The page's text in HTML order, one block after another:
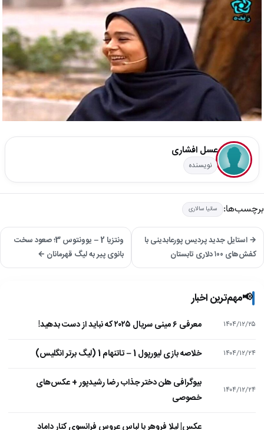
عسل افشاری
نویسنده
برچسب‌ها: سانیا سالاری
→ استایل جدید پردیس پورعابدینی با
کفش‌های ۱۰۰ دلاری تابستان
ونتزیا 2 – یوونتوس 3؛ صعود سخت
بانوی پیر به لیگ قهرمانان ←
📢مهم‌ترین اخبار
۱۴۰۴/۱۲/۲۵ معرفی ۶ مینی سریال ۲۰۲۵ که نباید از دست بدهید!
۱۴۰۴/۱۲/۲۴ خلاصه بازی لیورپول 1 – تاتنهام 1 (لیگ برتر انگلیس)
۱۴۰۴/۱۲/۲۴
بیوگرافی هلن دختر جذاب رضا رشیدپور + عکس‌های
خصوصی
عکس| لیلا فروهر با لباس عروس فرانسوی کنار داماد